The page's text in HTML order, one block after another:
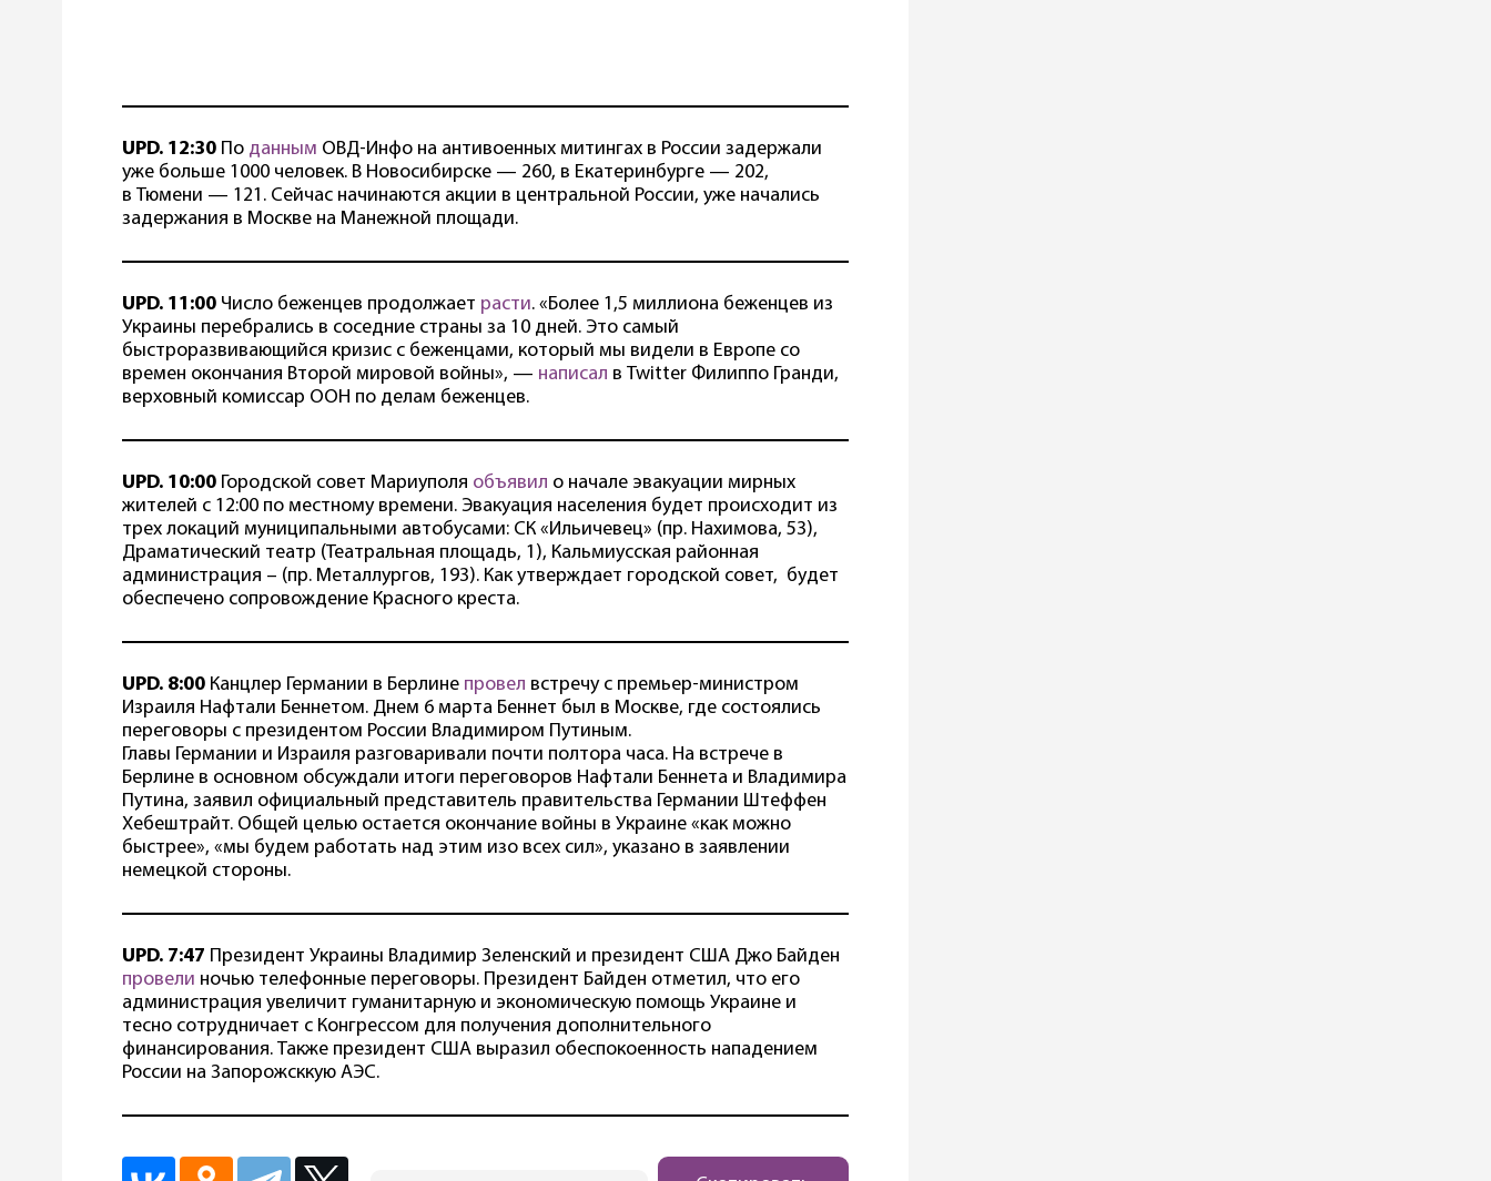
UPD. 12:30 По данным ОВД-Инфо на антивоенных митингах в России задержали
уже больше 1000 человек. В Новосибирске — 260, в Екатеринбурге — 202,
в Тюмени — 121. Сейчас начинаются акции в центральной России, уже начались
задержания в Москве на Манежной площади.
UPD. 11:00 Число беженцев продолжает расти. «Более 1,5 миллиона беженцев из
Украины перебрались в соседние страны за 10 дней. Это самый
быстроразвивающийся кризис с беженцами, который мы видели в Европе со
времен окончания Второй мировой войны», — написал в Twitter Филиппо Гранди,
верховный комиссар ООН по делам беженцев.
UPD. 10:00 Городской совет Мариуполя объявил о начале эвакуации мирных
жителей с 12:00 по местному времени. Эвакуация населения будет происходит из
трех локаций муниципальными автобусами: СК «Ильичевец» (пр. Нахимова, 53),
Драматический театр (Театральная площадь, 1), Кальмиусская районная
администрация – (пр. Металлургов, 193). Как утверждает городской совет, будет
обеспечено сопровождение Красного креста.
UPD. 8:00 Канцлер Германии в Берлине провел встречу с премьер-министром
Израиля Нафтали Беннетом. Днем 6 марта Беннет был в Москве, где состоялись
переговоры с президентом России Владимиром Путиным.
Главы Германии и Израиля разговаривали почти полтора часа. На встрече в
Берлине в основном обсуждали итоги переговоров Нафтали Беннета и Владимира
Путина, заявил официальный представитель правительства Германии Штеффен
Хебештрайт. Общей целью остается окончание войны в Украине «как можно
быстрее», «мы будем работать над этим изо всех сил», указано в заявлении
немецкой стороны.
UPD. 7:47 Президент Украины Владимир Зеленский и президент США Джо Байден
провели ночью телефонные переговоры. Президент Байден отметил, что его
администрация увеличит гуманитарную и экономическую помощь Украине и
тесно сотрудничает с Конгрессом для получения дополнительного
финансирования. Также президент США выразил обеспокоенность нападением
России на Запорожсккую АЭС.